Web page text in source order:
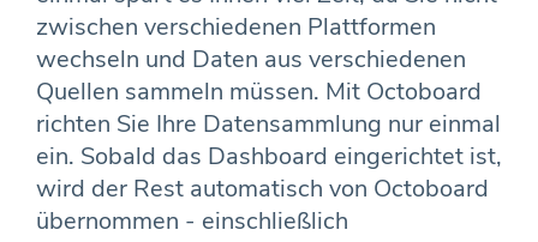
zwischen verschiedenen Plattformen
wechseln und Daten aus verschiedenen
Quellen sammeln müssen. Mit Octoboard
richten Sie Ihre Datensammlung nur einmal
ein. Sobald das Dashboard eingerichtet ist,
wird der Rest automatisch von Octoboard
übernommen - einschließlich